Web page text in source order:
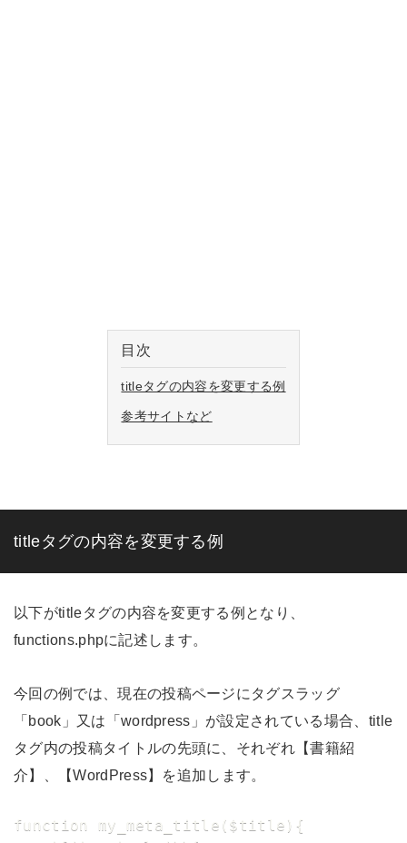
目次
titleタグの内容を変更する例
参考サイトなど
titleタグの内容を変更する例
以下がtitleタグの内容を変更する例となり、
functions.phpに記述します。
今回の例では、現在の投稿ページにタグスラッグ
「book」又は「wordpress」が設定されている場合、title
タグ内の投稿タイトルの先頭に、それぞれ【書籍紹
介】、【WordPress】を追加します。
function my_meta_title($title){